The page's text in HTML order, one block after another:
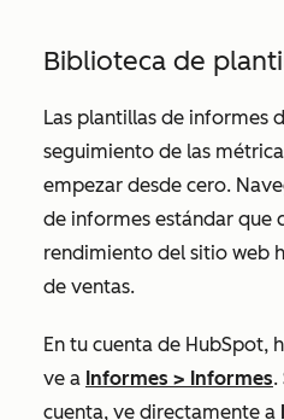
Biblioteca de
Las plantillas de informes
seguimiento de las
empezar desde cero.
de informes estándar que
rendimiento del sitio web
de ventas.
En tu cuenta de HubSpot,
ve a Informes > Informes.
cuenta, ve directamente a